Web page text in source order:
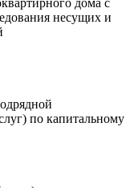
дома с
несущих и
по капитальному